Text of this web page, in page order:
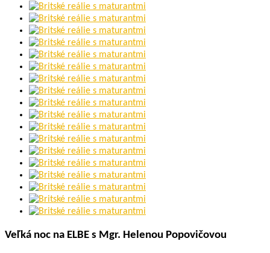
Veľká noc na ELBE s Mgr. Helenou Popovičovou